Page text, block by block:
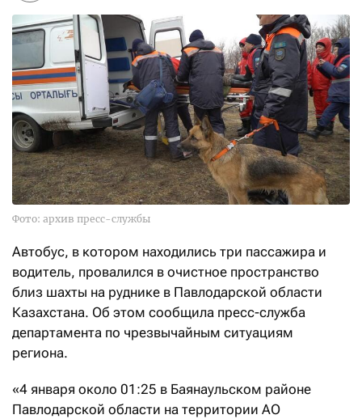
Фото: архив пресс-службы
Автобус, в котором находились три пассажира и
водитель, провалился в очистное пространство
близ шахты на руднике в Павлодарской области
Казахстана. Об этом сообщила пресс-служба
департамента по чрезвычайным ситуациям
региона.
«4 января около 01:25 в Баянаульском районе
Павлодарской области на территории АО